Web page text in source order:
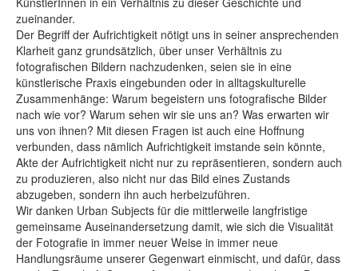
zueinander.
Der Begriff der Aufrichtigkeit nötigt uns in seiner ansprechenden
Klarheit ganz grundsätzlich, über unser Verhältnis zu
fotografischen Bildern nachzudenken, seien sie in eine
künstlerische Praxis eingebunden oder in alltagskulturelle
Zusammenhänge: Warum begeistern uns fotografische Bilder
nach wie vor? Warum sehen wir sie uns an? Was erwarten wir
uns von ihnen? Mit diesen Fragen ist auch eine Hoffnung
verbunden, dass nämlich Aufrichtigkeit imstande sein könnte,
Akte der Aufrichtigkeit nicht nur zu repräsentieren, sondern auch
zu produzieren, also nicht nur das Bild eines Zustands
abzugeben, sondern ihn auch herbeizuführen.
Wir danken Urban Subjects für die mittlerweile langfristige
gemeinsame Auseinandersetzung damit, wie sich die Visualität
der Fotografie in immer neuer Weise in immer neue
Handlungsräume unserer Gegenwart einmischt, und dafür, dass